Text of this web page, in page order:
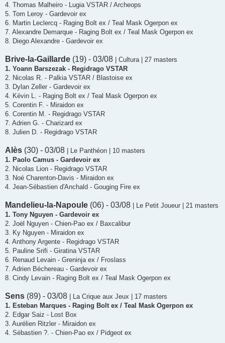
4. Thomas Malheiro - Lugia VSTAR / Archeops
5. Tom Leroy - Gardevoir ex
6. Martin Leclercq - Raging Bolt ex / Teal Mask Ogerpon ex
7. Alexandre Demarque - Raging Bolt ex / Teal Mask Ogerpon ex
8. Diego Alexandre - Gardevoir ex
Brive-la-Gaillarde (19) - 03/08 | Cultura | 27 masters
1. Yoann Barszezak - Regidrago VSTAR
2. Nicolas R. - Palkia VSTAR / Blastoise ex
3. Dylan Zeller - Gardevoir ex
4. Kévin L. - Raging Bolt ex / Teal Mask Ogerpon ex
5. Corentin F. - Miraidon ex
6. Corentin M. - Regidrago VSTAR
7. Adrien G. - Charizard ex
8. Julien D. - Regidrago VSTAR
Alès (30) - 03/08 | Le Panthéon | 10 masters
1. Paolo Camus - Gardevoir ex
2. Nicolas Lion - Regidrago VSTAR
3. Noé Charenton-Davis - Miraidon ex
4. Jean-Sébastien d'Anchald - Gouging Fire ex
Mandelieu-la-Napoule (06) - 03/08 | Le Petit Joueur | 21 masters
1. Tony Nguyen - Gardevoir ex
2. Joël Nguyen - Chien-Pao ex / Baxcalibur
3. Ky Nguyen - Miraidon ex
4. Anthony Argente - Regidrago VSTAR
5. Pauline Srifi - Giratina VSTAR
6. Renaud Levain - Greninja ex / Froslass
7. Adrien Béchereau - Gardevoir ex
8. Cindy Levain - Raging Bolt ex / Teal Mask Ogerpon ex
Sens (89) - 03/08 | La Crique aux Jeux | 17 masters
1. Esteban Marques - Raging Bolt ex / Teal Mask Ogerpon ex
2. Edgar Saiz - Lost Box
3. Aurélien Ritzler - Miraidon ex
4. Sébastien ?. - Chien-Pao ex / Pidgeot ex